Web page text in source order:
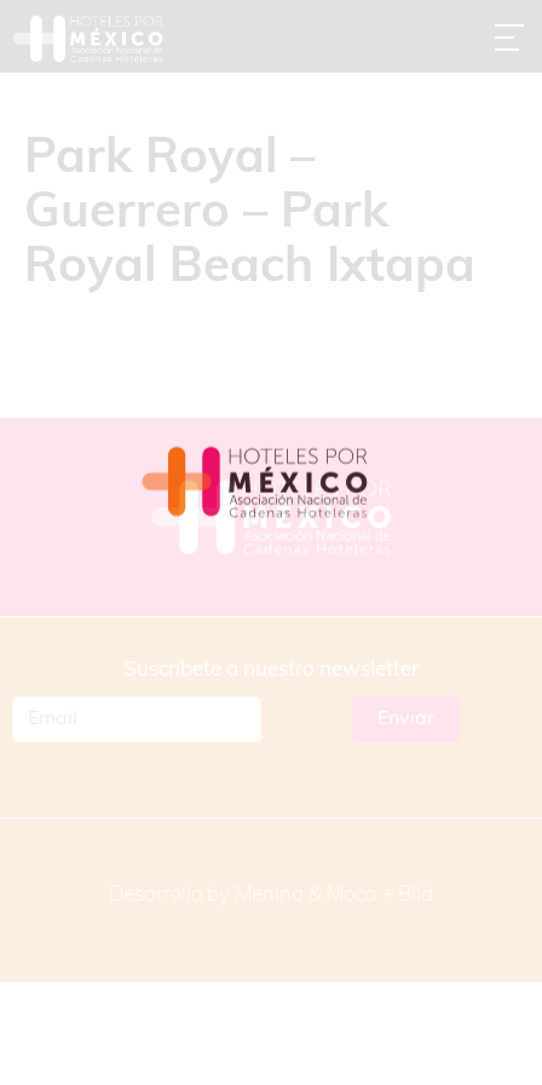
Park Royal –
Guerrero – Park
Royal Beach Ixtapa
Suscríbete a nuestro newsletter
Desarrollo by Menina & Moca + Bild